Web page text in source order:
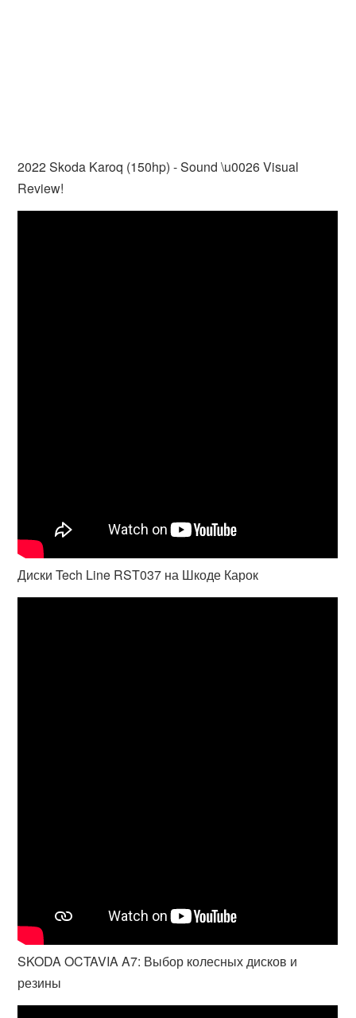
2022 Skoda Karoq (150hp) - Sound \u0026 Visual
Review!
Диски Tech Line RST037 на Шкоде Карок
SKODA OCTAVIA A7: Выбор колесных дисков и
резины